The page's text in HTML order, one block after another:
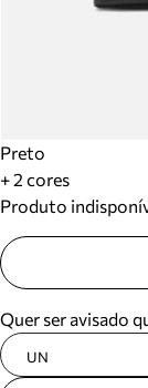
Preto
+ 2 cores
Produto
Quer ser avisado
UN